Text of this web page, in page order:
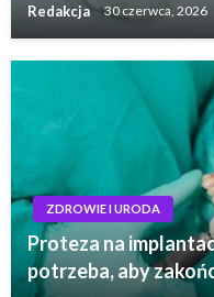
Redakcja 30 czerwca, 2026
ZDROWIE I URODA
Proteza na
potrzeba, aby